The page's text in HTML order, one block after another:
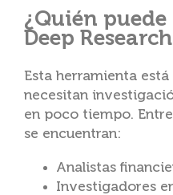
¿Quién
Deep
Esta herramienta
necesitan
en poco tiempo.
se encuentran:
Analistas
Investigadores